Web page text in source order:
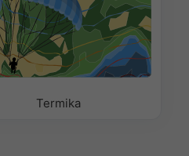
Termika